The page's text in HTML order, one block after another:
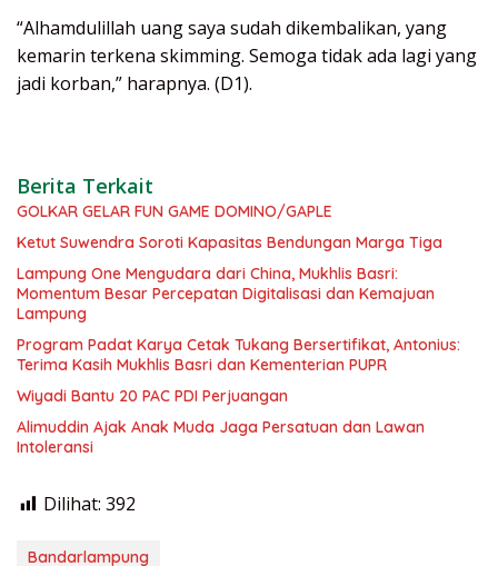
“Alhamdulillah uang saya sudah dikembalikan, yang
kemarin terkena skimming. Semoga tidak ada lagi yang
jadi korban,” harapnya. (D1).
Berita Terkait
GOLKAR GELAR FUN GAME DOMINO/GAPLE
Ketut Suwendra Soroti Kapasitas Bendungan Marga Tiga
Lampung One Mengudara dari China, Mukhlis Basri:
Momentum Besar Percepatan Digitalisasi dan Kemajuan
Lampung
Program Padat Karya Cetak Tukang Bersertifikat, Antonius:
Terima Kasih Mukhlis Basri dan Kementerian PUPR
Wiyadi Bantu 20 PAC PDI Perjuangan
Alimuddin Ajak Anak Muda Jaga Persatuan dan Lawan
Intoleransi
Dilihat: 392
Bandarlampung